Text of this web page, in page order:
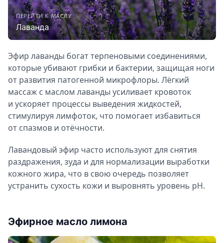
ПЕРЕЙТИ К МАСЛУ
Лаванда
Эфир лаванды богат терпеновыми соединениями,
которые убивают грибки и бактерии, защищая ноги
от развития патогенной микрофлоры. Лёгкий
массаж с маслом лаванды усиливает кровоток
и ускоряет процессы выведения жидкостей,
стимулируя лимфоток, что помогает избавиться
от спазмов и отёчности.
Лавандовый эфир часто используют для снятия
раздражения, зуда и для нормализации выработки
кожного жира, что в свою очередь позволяет
устранить сухость кожи и выровнять уровень pH.
Эфирное масло лимона